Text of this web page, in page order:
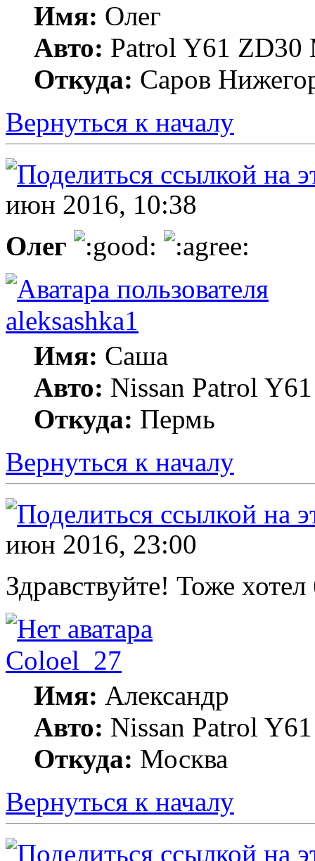
Имя: Олег
Авто: Patrol Y61 ZD30
Откуда: Саров
Вернуться к началу
июн 2016, 10:38
Олег
aleksashka1
Имя: Саша
Авто: Nissan Patrol
Откуда: Пермь
Вернуться к началу
июн 2016, 23:00
Здравствуйте! Тоже
Coloel_27
Имя: Александр
Авто: Nissan Patrol
Откуда: Москва
Вернуться к началу